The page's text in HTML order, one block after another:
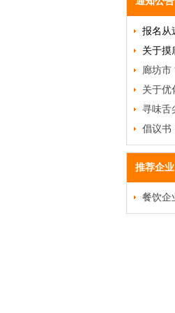
推荐企业